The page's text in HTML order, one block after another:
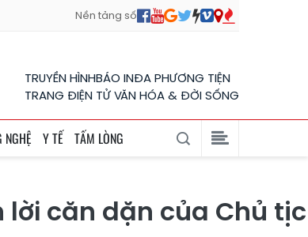
Nền tảng số
TRUYỀN HÌNHBÁO INĐA PHƯƠNG TIỆN
TRANG ĐIỆN TỬ VĂN HÓA & ĐỜI SỐNG
NGHỆ Y TẾ TẤM LÒNG
căn dặn của Chủ